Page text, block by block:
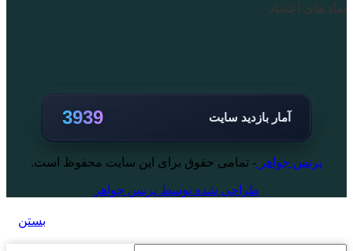
نماد های اعتماد
آمار بازدید سایت 3939
پرنس جواهر - تمامی حقوق برای این سایت محفوظ است.
طراحی شده توسط پرنس جواهر
بستن